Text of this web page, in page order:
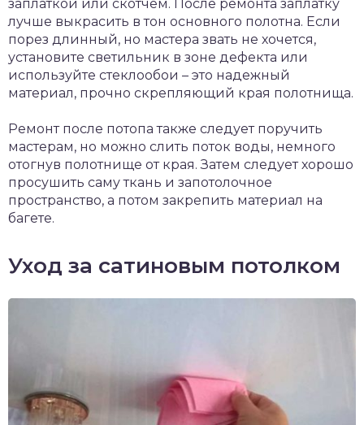
заплаткой или скотчем. После ремонта заплатку
лучше выкрасить в тон основного полотна. Если
порез длинный, но мастера звать не хочется,
установите светильник в зоне дефекта или
используйте стеклообои – это надежный
материал, прочно скрепляющий края полотнища.
Ремонт после потопа также следует поручить
мастерам, но можно слить поток воды, немного
отогнув полотнище от края. Затем следует хорошо
просушить саму ткань и запотолочное
пространство, а потом закрепить материал на
багете.
Уход за сатиновым потолком